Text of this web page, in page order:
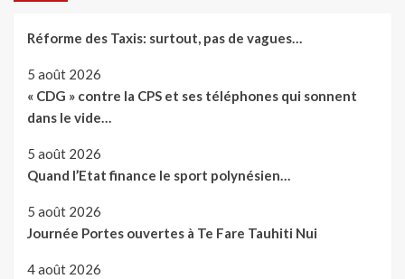
Réforme des Taxis: surtout, pas de vagues…
5 août 2026
« CDG » contre la CPS et ses téléphones qui sonnent
dans le vide…
5 août 2026
Quand l’Etat finance le sport polynésien…
5 août 2026
Journée Portes ouvertes à Te Fare Tauhiti Nui
4 août 2026